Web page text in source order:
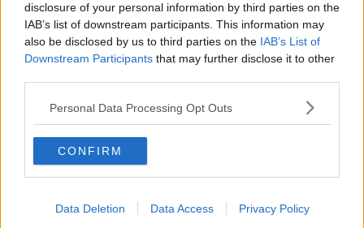
disclosure of your personal information by third parties on the
IAB’s list of downstream participants. This information may
also be disclosed by us to third parties on the IAB’s List of
Downstream Participants that may further disclose it to other
Personal Data Processing Opt Outs
CONFIRM
Data Deletion Data Access Privacy Policy
Gli appuntamenti del pomeriggio sono dedicati al tema
fuori le mura”, quelle del carcere e del manicomio , un
argomento, quest’ultimo, sul quale i ricercatori universitari sono
impegnati da tempo.Alle 15.30, nella sala dei Grandi, verrà
presentato il progetto“Filosofia in carcere”, coordinato da
Simone Zacchini e già iniziato presso la Casa circondariale di
Arezzo. Il progetto prevede fino a maggio un seminario al mese
su un tema (bellezza, solitudine, dolore, natura e altro), guidati
dalla lettura di un classico della filosofia, oltre ad attività di scrittura
filosofica. Saranno presenti anche il direttore del carcere Paolo